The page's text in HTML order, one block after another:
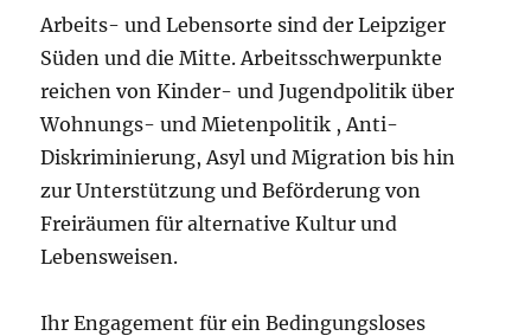
Arbeits- und Lebensorte sind der Leipziger
Süden und die Mitte. Arbeitsschwerpunkte
reichen von Kinder- und Jugendpolitik über
Wohnungs- und Mietenpolitik , Anti-
Diskriminierung, Asyl und Migration bis hin
zur Unterstützung und Beförderung von
Freiräumen für alternative Kultur und
Lebensweisen.
Ihr Engagement für ein Bedingungsloses